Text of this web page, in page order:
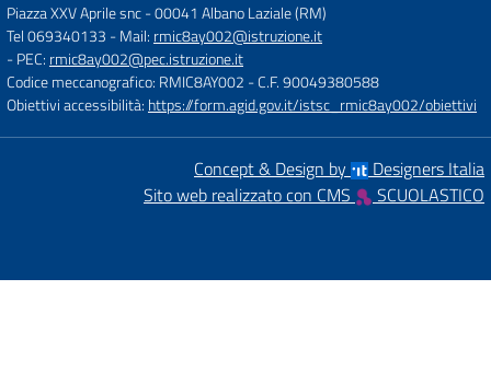
Piazza XXV Aprile snc-00041 Albano Laziale (RM)
Tel 069340133 - Mail: rmic8ay002@istruzione.it
- PEC: rmic8ay002@pec.istruzione.it
Codice meccanografico: RMIC8AY002 - C.F. 90049380588
Obiettivi accessibilità: https://form.agid.gov.it/istsc_rmic8ay002/obiettivi
Concept & Design by
Designers Italia
Sito web realizzato con CMS
SCUOLASTICO